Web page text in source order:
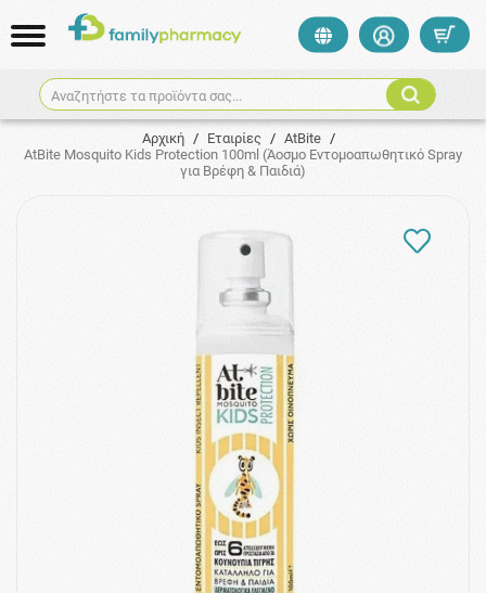
Αναζητήστε τα προϊόντα σας...
Αρχική / Εταιρίες / AtBite /
ΑtBite Mosquito Kids Protection 100ml (Άοσμο Εντομοαπωθητικό Spray
για Βρέφη & Παιδιά)